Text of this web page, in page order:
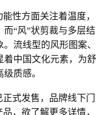
性方面关注着温度，
“风”状剪裁与多层结
流线型的风形图案、
中国文化元素，为舒
质感。
式发售，品牌线下门
，欲了解更多详情，